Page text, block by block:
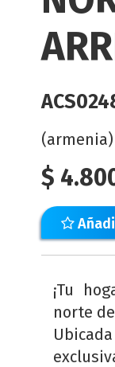
(armenia)
$
¡Tu
norte